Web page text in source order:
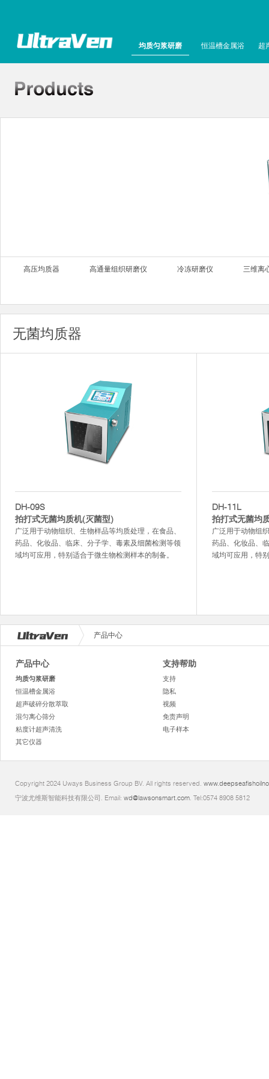
均质匀浆研磨 恒温槽金属浴 超
高压均质器 高通量组织研磨仪 冷冻研磨仪 三维离
无菌均质器
DH-09S
拍打式无菌均质机(灭菌型)
广泛用于动物组织、生物样品等均质处理，在食品、
药品、化妆品、临床、分子学、毒素及细菌检测等领
域均可应用，特别适合于微生物检测样本的制备。
DH-11L
拍打式无菌均
广泛用于动物组
药品、化妆品、
域均可应用，特
产品中心
产品中心
均质匀浆研磨
恒温槽金属浴
超声破碎分散萃取
混匀离心筛分
粘度计超声清洗
其它仪器
支持帮助
支持
隐私
视频
免责声明
电子样本
Copyright 2024 Uways Business Group BV. All rights reserved.
宁波尤维斯智能科技有限公司. Email: wd@lawsonsmart.com. Tel:0574 8908 5812